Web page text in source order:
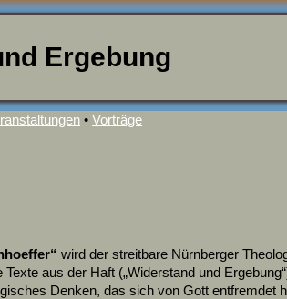
Ergebung
• Vorträge
wird der streitbare Nürnberger
aus der Haft („Widerstand und
Denken, das sich von Gott